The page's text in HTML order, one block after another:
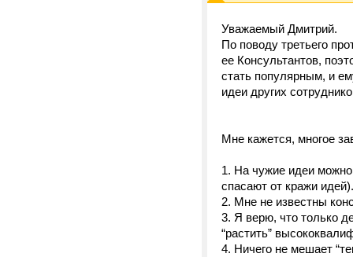
Уважаемый Дмитрий.
По поводу третьего
ее Консультантов,
стать популярным, и
идеи других
Мне кажется, многое
1. На чужие идеи можно
спасают от кражи идей).
2. Мне не известны
3. Я верю, что только
“растить”
4. Ничего не мешает